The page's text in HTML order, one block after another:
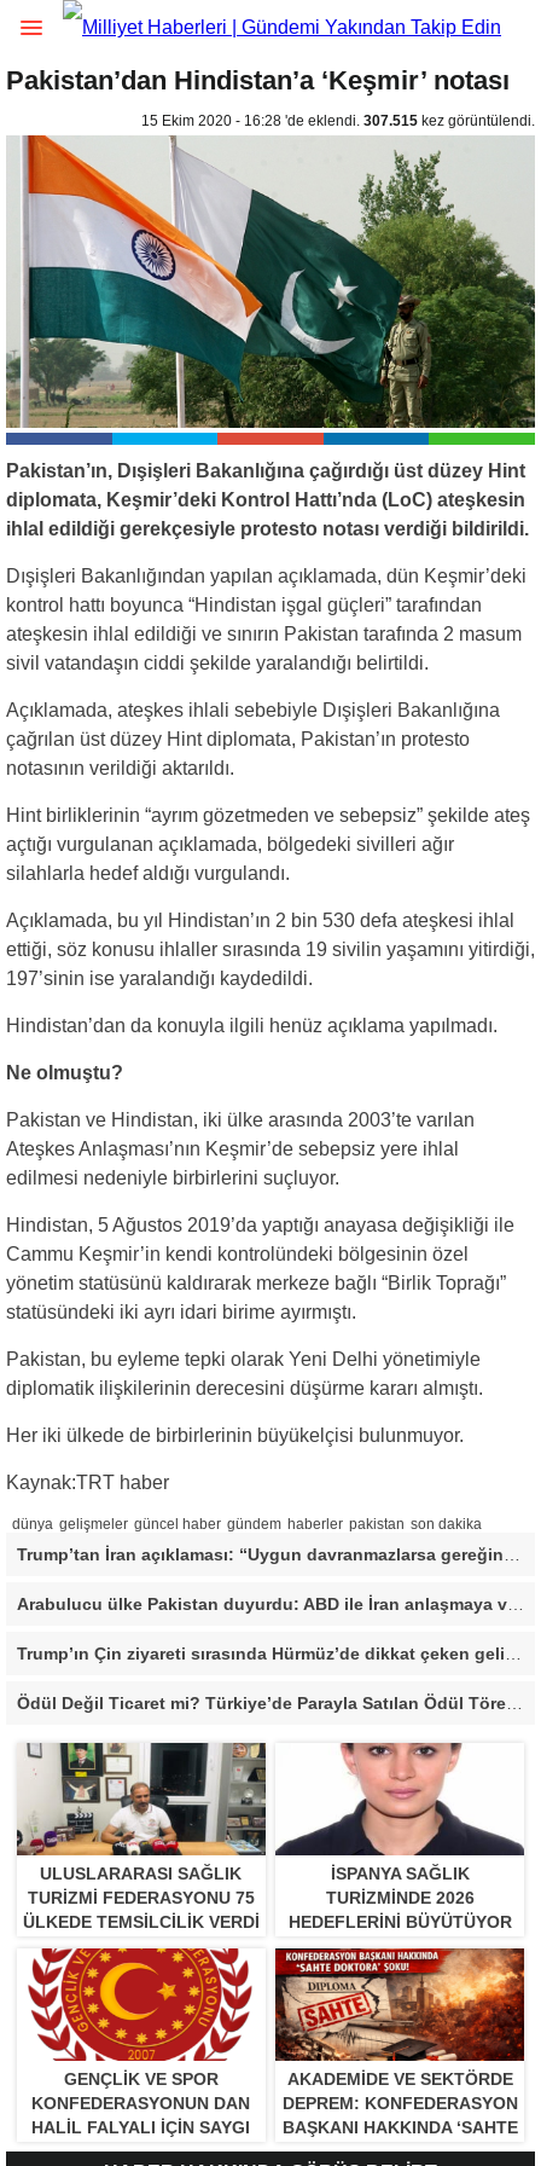
Pakistan’dan Hindistan’a ‘Keşmir’ notası
15 Ekim 2020 - 16:28 'de eklendi. 307.515 kez görüntülendi.
Pakistan’ın, Dışişleri Bakanlığına çağırdığı üst düzey Hint
diplomata, Keşmir’deki Kontrol Hattı’nda (LoC) ateşkesin
ihlal edildiği gerekçesiyle protesto notası verdiği bildirildi.
Dışişleri Bakanlığından yapılan açıklamada, dün Keşmir’deki
kontrol hattı boyunca “Hindistan işgal güçleri” tarafından
ateşkesin ihlal edildiği ve sınırın Pakistan tarafında 2 masum
sivil vatandaşın ciddi şekilde yaralandığı belirtildi.
Açıklamada, ateşkes ihlali sebebiyle Dışişleri Bakanlığına
çağrılan üst düzey Hint diplomata, Pakistan’ın protesto
notasının verildiği aktarıldı.
Hint birliklerinin “ayrım gözetmeden ve sebepsiz” şekilde ateş
açtığı vurgulanan açıklamada, bölgedeki sivilleri ağır
silahlarla hedef aldığı vurgulandı.
Açıklamada, bu yıl Hindistan’ın 2 bin 530 defa ateşkesi ihlal
ettiği, söz konusu ihlaller sırasında 19 sivilin yaşamını yitirdiği,
197’sinin ise yaralandığı kaydedildi.
Hindistan’dan da konuyla ilgili henüz açıklama yapılmadı.
Ne olmuştu?
Pakistan ve Hindistan, iki ülke arasında 2003’te varılan
Ateşkes Anlaşması’nın Keşmir’de sebepsiz yere ihlal
edilmesi nedeniyle birbirlerini suçluyor.
Hindistan, 5 Ağustos 2019’da yaptığı anayasa değişikliği ile
Cammu Keşmir’in kendi kontrolündeki bölgesinin özel
yönetim statüsünü kaldırarak merkeze bağlı “Birlik Toprağı”
statüsündeki iki ayrı idari birime ayırmıştı.
Pakistan, bu eyleme tepki olarak Yeni Delhi yönetimiyle
diplomatik ilişkilerinin derecesini düşürme kararı almıştı.
Her iki ülkede de birbirlerinin büyükelçisi bulunmuyor.
Kaynak:TRT haber
dünya gelişmeler güncel haber gündem haberler pakistan son dakika
Arabulucu ülke Pakistan duyurdu: ABD ile İran anlaşmaya vardı
Ödül Değil Ticaret mi? Türkiye’de Parayla Satılan Ödül Törenleri Tartışma Yarattı”
ULUSLARARASI SAĞLIK
TURIZMI FEDERASYONU 75
ÜLKEDE TEMSILCILIK VERDI
İSPANYA SAĞLIK
TURIZMINDE 2026
HEDEFLERINI BÜYÜTÜYOR
GENÇLİK VE SPOR
KONFEDERASYONUN DAN
HALİL FALYALI İÇİN SAYGI
MESAJI YAYINLADI
AKADEMİDE VE SEKTÖRDE
DEPREM: KONFEDERASYON
BAŞKANI HAKKINDA ‘SAHTE
DOKTORA’ ŞOKU!